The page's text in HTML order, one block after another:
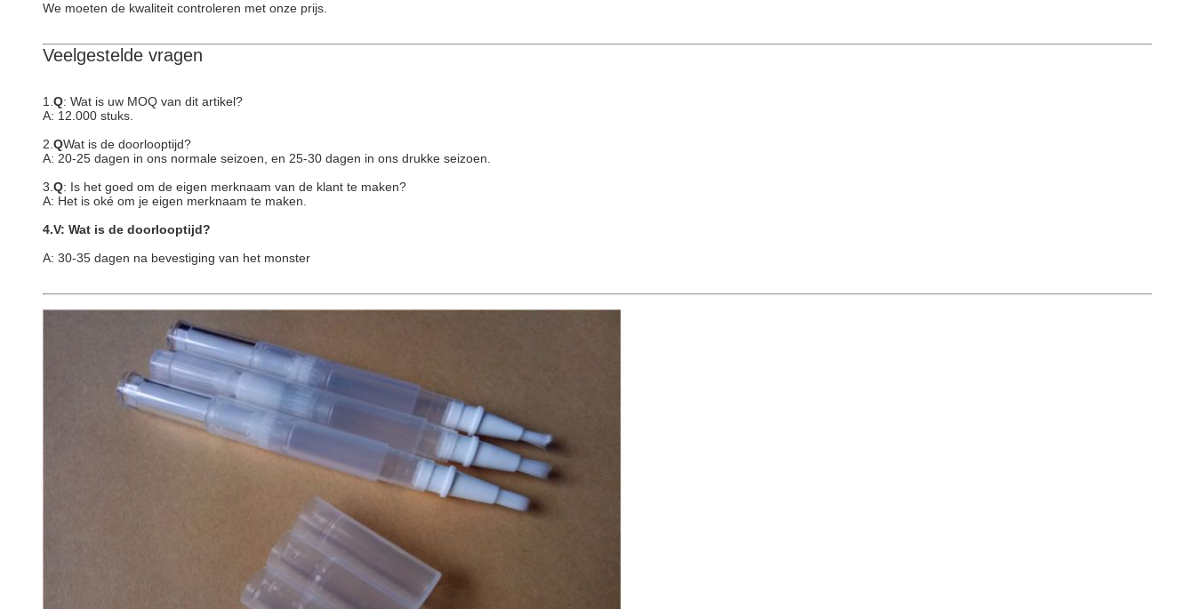
We moeten de kwaliteit controleren met onze prijs.
Veelgestelde vragen
1. Q: Wat is uw MOQ van dit artikel?
A: 12.000 stuks.
2. QWat is de doorlooptijd?
A: 20-25 dagen in ons normale seizoen, en 25-30 dagen in ons drukke seizoen.
3. Q: Is het goed om de eigen merknaam van de klant te maken?
A: Het is oké om je eigen merknaam te maken.
4.V: Wat is de doorlooptijd?
A: 30-35 dagen na bevestiging van het monster